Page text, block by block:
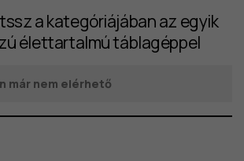
a kategóriájában az egyik
élettartalmú táblagéppel
már nem elérhető